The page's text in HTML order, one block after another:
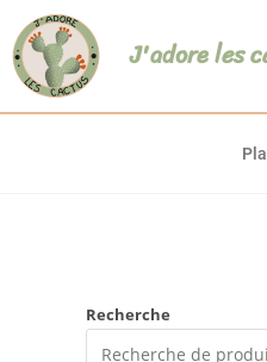
J'adore les
Recherche